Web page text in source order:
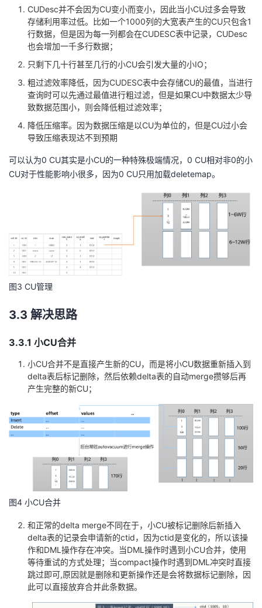
CUDesc并不会因为CU变小而变小，因此当小CU过多会导致
存储利用率过低。比如一个1000列的大宽表产生的CU只包含1
行数据，但是因为每一列都会在CUDESC表中记录，CUDesc
也会增加一千多行数据；
只剩下几十行甚至几行的小CU会引发大量的小IO；
粗过滤效率降低，因为CUDESC表中会存储CU的最值，当进行
查询时可以先通过最值进行粗过滤，但是如果CU中数据太少导
致数据范围小，则会降低粗过滤效率；
降低压缩率。因为数据压缩是以CU为单位的，但是CU过小会
导致压缩表现达不到预期
可以认为0 CU其实是小CU的一种特殊极端情况，0 CU相对非0的小
CU对于性能影响小很多，因为0 CU只用加载deletemap。
图3 CU管理
3.3 解决思路
3.3.1 小CU合并
小CU合并不是直接产生新的CU，而是将小CU数据重新插入到
delta表后标记删除，然后依赖delta表的自动merge攒够后再
产生完整的新CU；
图4 小CU合并
和正常的delta merge不同在于，小CU被标记删除后新插入
delta表的记录会申请新的ctid，因为ctid是变化的，所以该操
作和DML操作存在冲突。当DML操作时遇到小CU合并，使用
等待重试的方式处理；当compact操作时遇到DML冲突时直接
跳过即可,原因就是删除和更新操作还是会将数据标记删除，因
此可以直接放弃合并此条数据。